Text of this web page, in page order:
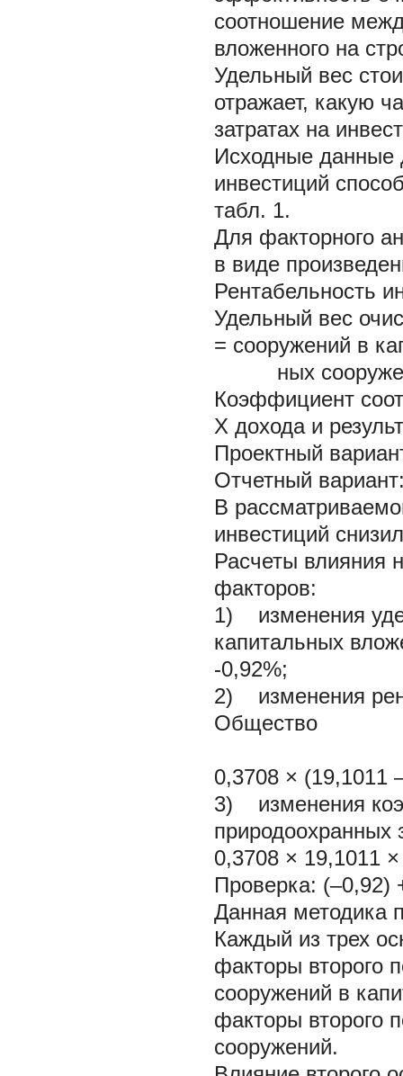
соотношение
вложенного на
Удельный вес
отражает, какую
затратах на
Исходные данные
инвестиций
табл. 1.
Для факторного
в виде
Рентабельность
Удельный вес
= сооружений в
ных
Коэффициент
X дохода и
Проектный
Отчетный
В
инвестиций
Расчеты влияния
факторов:
1) изменения
капитальных
-0,92%;
2) изменения
Общество
0,3708 × (19,1011
3) изменения
природоохранных
0,3708 × 19,1011
Проверка: (–0,92)
Данная методика
Каждый из трех
факторы второго
сооружений в
факторы второго
сооружений.